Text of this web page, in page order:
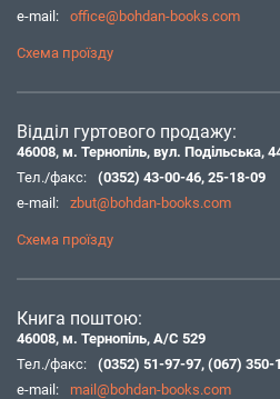
e-mail:
office@bohdan-books.com
Схема проїзду
Відділ гуртового продажу:
46008, м. Тернопіль, вул. Подільська,
Тел./факс:
(0352) 43-00-46, 25-18-09
e-mail:
zbut@bohdan-books.com
Схема проїзду
Книга поштою:
46008, м. Тернопіль, А/С 529
Тел./факс:
(0352) 51-97-97, (067) 350-
e-mail:
mail@bohdan-books.com